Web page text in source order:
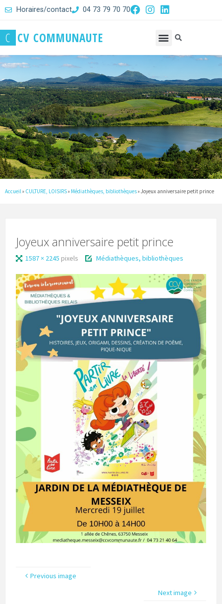
Horaires/contact 04 73 79 70 70
C CV COMMUNAUTE
Accueil » CULTURE, LOISIRS» Médiathèques, bibliothèques»Joyeux anniversaire petit prince
Joyeux anniversaire petit prince
1587 × 2245 pixels Médiathèques, bibliothèques
Previous image
Next image